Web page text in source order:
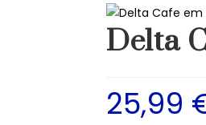
Delta
25,99